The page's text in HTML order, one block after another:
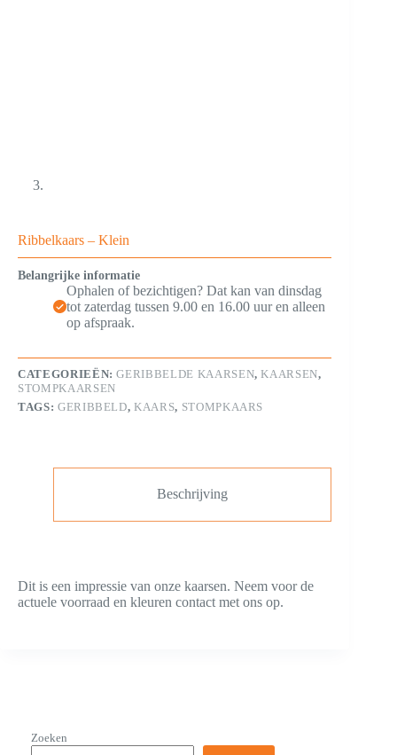
Ribbelkaars – Klein
Belangrijke informatie
Ophalen of bezichtigen? Dat kan van dinsdag
tot zaterdag tussen 9.00 en 16.00 uur en alleen
op afspraak.
CATEGORIEËN:GERIBBELDE KAARSEN,KAARSEN,
STOMPKAARSEN
TAGS: GERIBBELD,KAARS, STOMPKAARS
Beschrijving
Dit is een impressie van onze kaarsen. Neem voor de
actuele voorraad en kleuren contact met ons op.
Zoeken